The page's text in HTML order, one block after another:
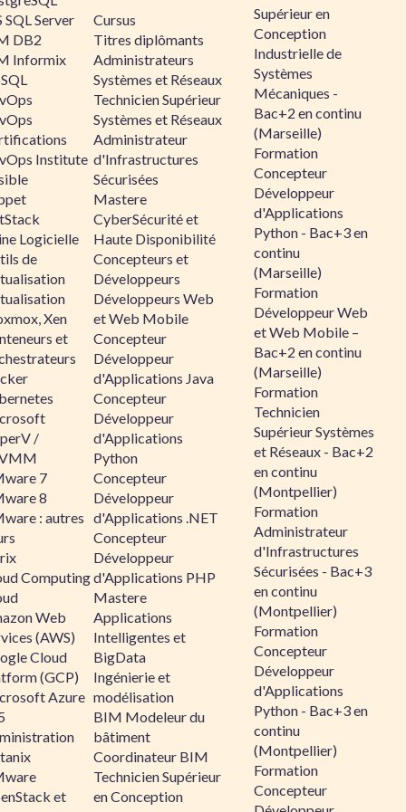
SQL Server
DB2
Informix
Institute
Logicielle
de
Xen
et
/
7
8
: autres
Computing
Web
(AWS)
Cloud
(GCP)
Azure
et
Cursus
Titres diplômants
Administrateurs
Systèmes et Réseaux
Technicien Supérieur
Systèmes et Réseaux
Administrateur
d'Infrastructures
Sécurisées
Mastere
CyberSécurité et
Haute Disponibilité
Concepteurs et
Développeurs
Développeurs Web
et Web Mobile
Concepteur
Développeur
d'Applications Java
Concepteur
Développeur
d'Applications
Python
Concepteur
Développeur
d'Applications .NET
Concepteur
Développeur
d'Applications PHP
Mastere
Applications
Intelligentes et
BigData
Ingénierie et
modélisation
BIM Modeleur du
bâtiment
Coordinateur BIM
Technicien Supérieur
en Conception
Supérieur en
Conception
Industrielle de
Systèmes
Mécaniques -
Bac+2 en continu
(Marseille)
Formation
Concepteur
Développeur
d'Applications
Python - Bac+3 en
continu
(Marseille)
Formation
Développeur Web
et Web Mobile –
Bac+2 en continu
(Marseille)
Formation
Technicien
Supérieur Systèmes
et Réseaux - Bac+2
en continu
(Montpellier)
Formation
Administrateur
d'Infrastructures
Sécurisées - Bac+3
en continu
(Montpellier)
Formation
Concepteur
Développeur
d'Applications
Python - Bac+3 en
continu
(Montpellier)
Formation
Concepteur